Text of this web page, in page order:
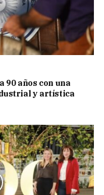
90 años con una
y artística